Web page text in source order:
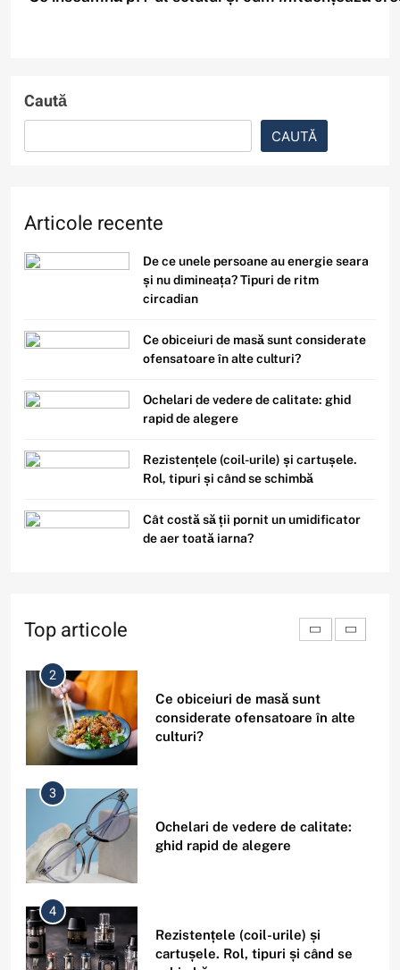
De ce în deșerturi temperatura scade dramatic
Cum influențează topirea ghețarilor din munți
Caută
CAUTĂ
Articole recente
De ce unele persoane au energie seara
și nu dimineața? Tipuri de ritm
circadian
Ce obiceiuri de masă sunt considerate
ofensatoare în alte culturi?
Ochelari de vedere de calitate: ghid
rapid de alegere
Rezistențele (coil-urile) și cartușele.
Rol, tipuri și când se schimbă
Cât costă să ții pornit un umidificator
de aer toată iarna?
Top articole
Cât costă să ții pornit un
umidificator de aer toată iarna?
Filme cu detectivi și investigații
captivante
Este sigur să folosești același
nume de utilizator pe toate
De ce în deșerturi temperatura
scade dramatic noaptea față de
2
Ce obiceiuri de masă sunt
considerate ofensatoare în alte
culturi?
3
Ochelari de vedere de calitate:
ghid rapid de alegere
4
Rezistențele (coil-urile) și
cartușele. Rol, tipuri și când se